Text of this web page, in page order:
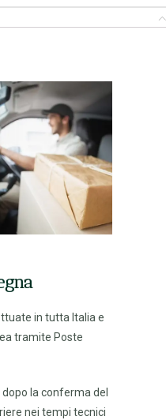
in tutta Italia e
tramite Poste
la conferma del
nei tempi tecnici